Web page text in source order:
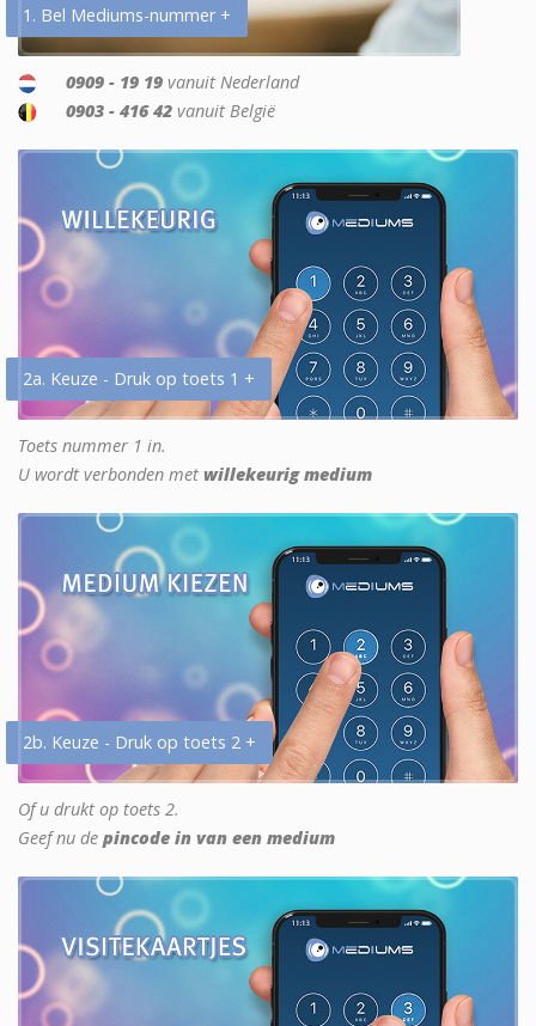
1. Bel Mediums-nummer +
0909 - 19 19 vanuit Nederland
0903 - 416 42 vanuit België
2a. Keuze - Druk op toets 1 +
Toets nummer 1 in.
U wordt verbonden met willekeurig medium
2b. Keuze - Druk op toets 2 +
Of u drukt op toets 2.
Geef nu de pincode in van een medium